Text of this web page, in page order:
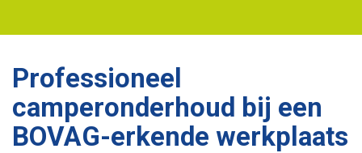
Professioneel
camperonderhoud bij een
BOVAG-erkende werkplaats